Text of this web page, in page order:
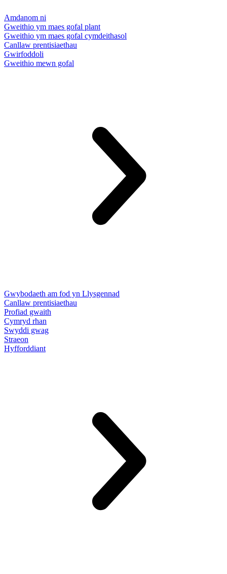
Amdanom ni
Gweithio ym maes gofal plant
Gweithio ym maes gofal cymdeithasol
Canllaw prentisiaethau
Gwirfoddoli
Gweithio mewn gofal
Gwybodaeth am fod yn Llysgennad
Canllaw prentisiaethau
Profiad gwaith
Cymryd rhan
Swyddi gwag
Straeon
Hyfforddiant